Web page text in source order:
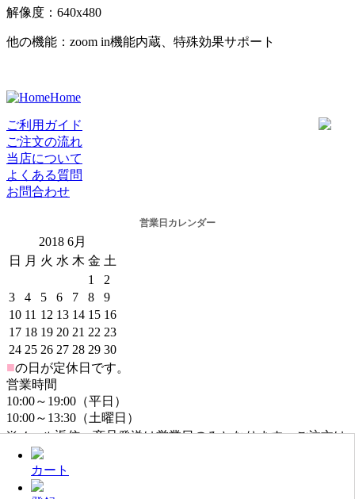
カート
解像度： 640x480
他の機能：zoom in機能内蔵、特殊効果サポート
Home
ご利用ガイド
ご注文の流れ
当店について
よくある質問
お問合わせ
営業日カレンダー
2018 6月
日
月 火 水 木 金 土
1
2
3
4 5 6 7 8
9
10 11 12 13 14 15 16
17 18 19 20 21 22 23
24 25 26 27 28 29 30
■の日が定休日です。
営業時間
10:00～19:00（平日）
10:00～13:30（土曜日）
※メール返信・商品発送は営業日のみとなります。ご注文は
年中無休でお受けしております。